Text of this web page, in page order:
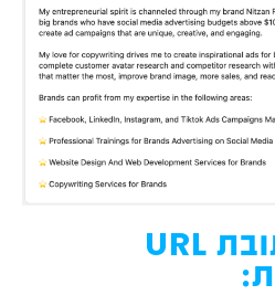
6. שימוש בכתובת URL